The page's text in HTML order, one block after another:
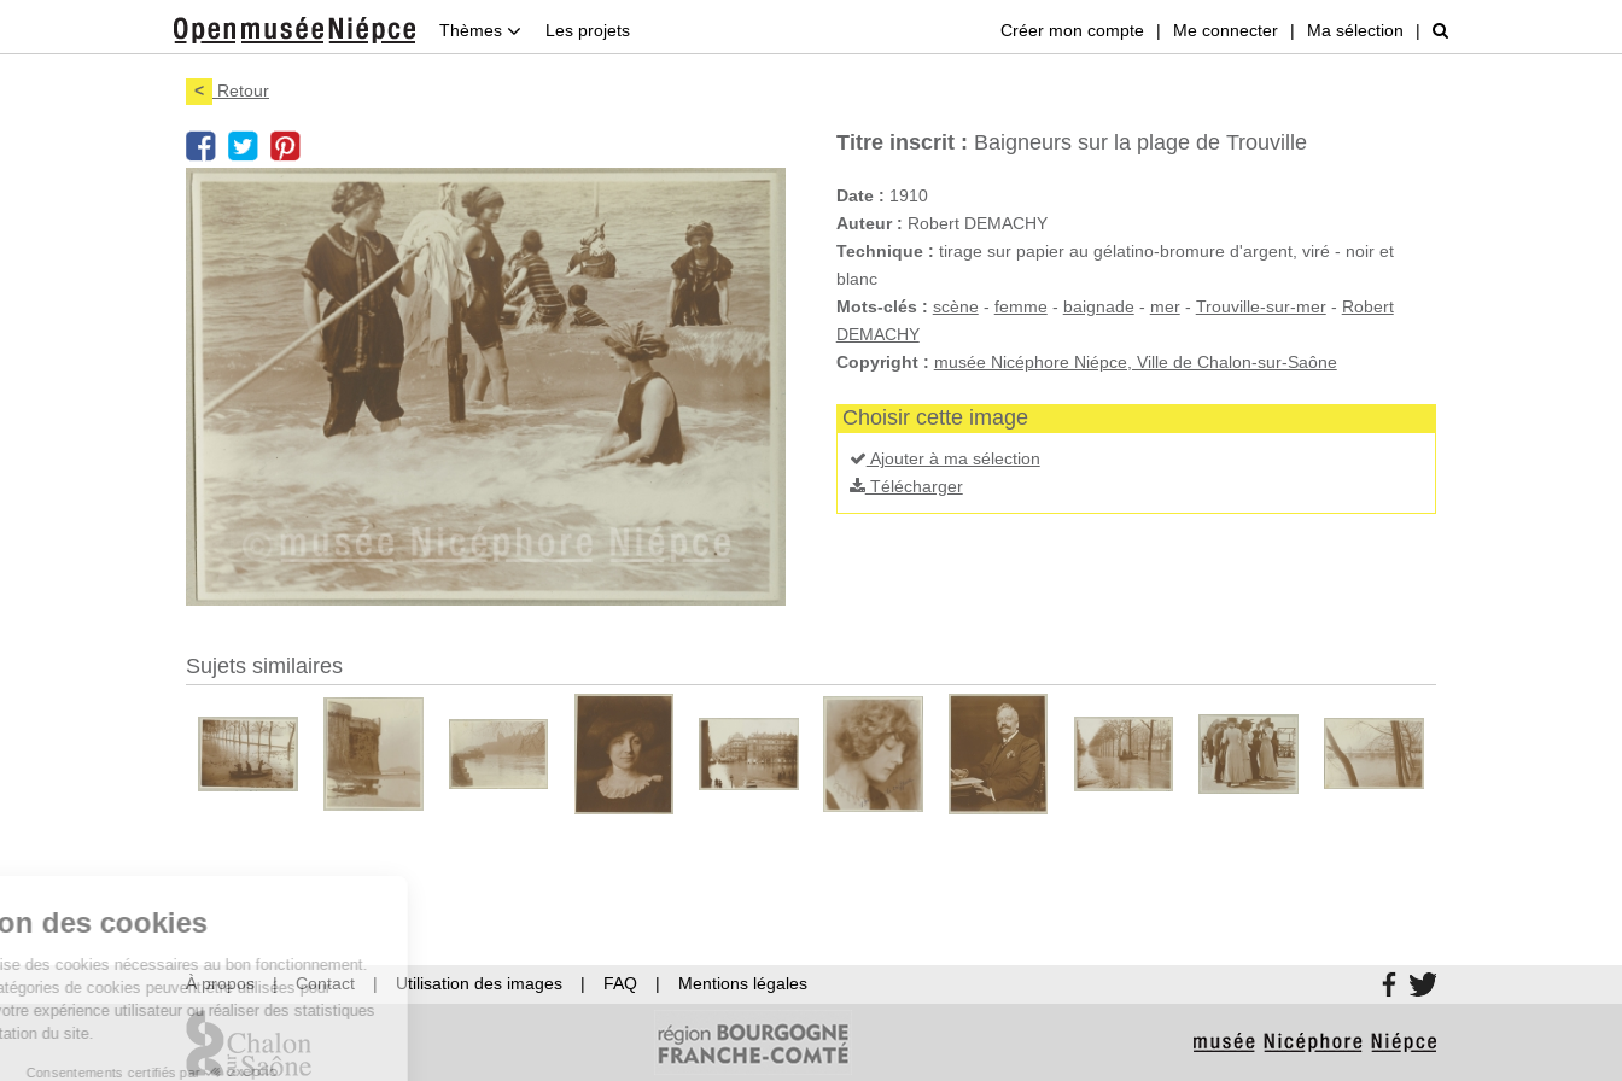
Thèmes Les projets Créer mon compte | Me connecter | Ma sélection |
< Retour
Titre inscrit : Baigneurs sur la plage de Trouville
Date : 1910
Auteur : Robert DEMACHY
Technique : tirage sur papier au gélatino-bromure d'argent, viré - noir et
blanc
Mots-clés : scène - femme - baignade - mer- Trouville-sur-mer- Robert
DEMACHY
Copyright : musée Nicéphore Niépce, Ville de Chalon-sur-Saône
Choisir cette image
Ajouter à ma sélection
Télécharger
Sujets similaires
À propos | Contact | Utilisation des images | FAQ | Mentions légales
Gestion des cookies
Ce site utilise des cookies nécessaires au bon fonctionnement.
D’autres catégories de cookies peuvent être utilisées pour
améliorer votre expérience utilisateur ou réaliser des statistiques
de fréquentation du site.
Consentements certifiés par